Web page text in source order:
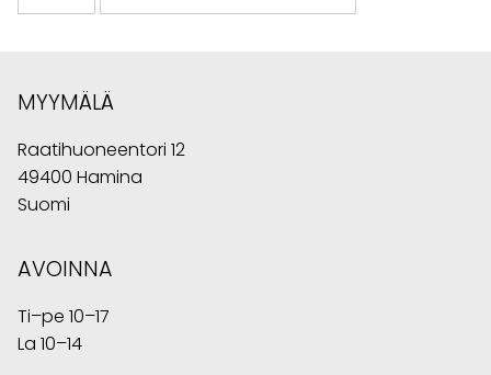
MYYMÄLÄ
Raatihuoneentori 12
49400 Hamina
Suomi
AVOINNA
Ti–pe 10–17
La 10–14